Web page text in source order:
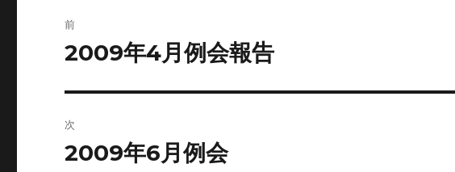
稿
ゲ
前
前
投
稿:
2009年4月例会報告
次
次
2009年6月例会